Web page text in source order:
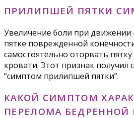
ПРИЛИПШЕЙ ПЯТКИ
Увеличение боли при движении
пятке поврежденной
самостоятельно оторвать
кровати. Этот признак получил
“симптом прилипшей пятки”.
КАКОЙ СИМПТОМ
ПЕРЕЛОМА БЕДРЕННОЙ